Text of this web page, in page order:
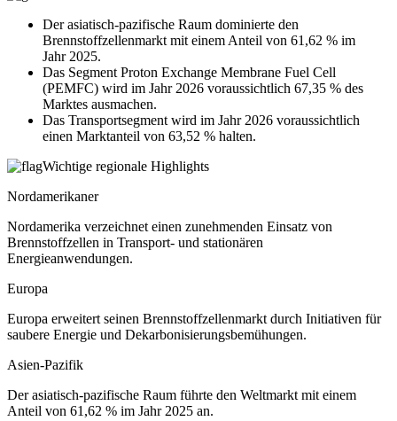
Der asiatisch-pazifische Raum dominierte den
Brennstoffzellenmarkt mit einem Anteil von 61,62 % im
Jahr 2025.
Das Segment Proton Exchange Membrane Fuel Cell
(PEMFC) wird im Jahr 2026 voraussichtlich 67,35 % des
Marktes ausmachen.
Das Transportsegment wird im Jahr 2026 voraussichtlich
einen Marktanteil von 63,52 % halten.
Wichtige regionale Highlights
Nordamerikaner
Nordamerika verzeichnet einen zunehmenden Einsatz von
Brennstoffzellen in Transport- und stationären
Energieanwendungen.
Europa
Europa erweitert seinen Brennstoffzellenmarkt durch Initiativen für
saubere Energie und Dekarbonisierungsbemühungen.
Asien-Pazifik
Der asiatisch-pazifische Raum führte den Weltmarkt mit einem
Anteil von 61,62 % im Jahr 2025 an.